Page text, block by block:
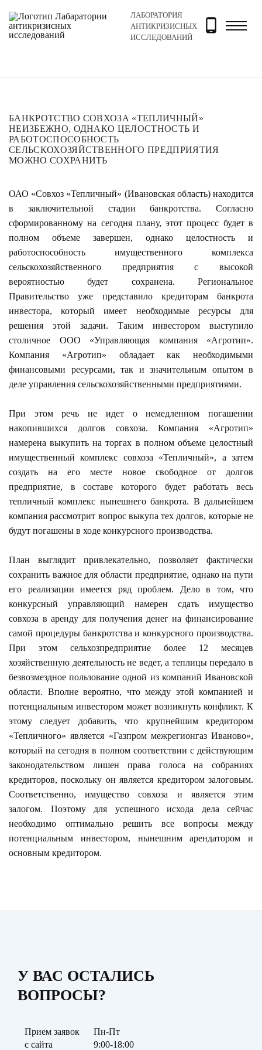
ЛАБОРАТОРИЯ
АНТИКРИЗИСНЫХ
ИССЛЕДОВАНИЙ
Главная Новости и блог Новости Банкротство
БАНКРОТСТВО СОВХОЗА «ТЕПЛИЧНЫЙ»
НЕИЗБЕЖНО, ОДНАКО ЦЕЛОСТНОСТЬ И
РАБОТОСПОСОБНОСТЬ
СЕЛЬСКОХОЗЯЙСТВЕННОГО ПРЕДПРИЯТИЯ
МОЖНО СОХРАНИТЬ
ОАО «Совхоз «Тепличный» (Ивановская область) находится
в заключительной стадии банкротства. Согласно
сформированному на сегодня плану, этот процесс будет в
полном объеме завершен, однако целостность и
работоспособность имущественного комплекса
сельскохозяйственного предприятия с высокой
вероятностью будет сохранена. Региональное
Правительство уже представило кредиторам банкрота
инвестора, который имеет необходимые ресурсы для
решения этой задачи. Таким инвестором выступило
столичное ООО «Управляющая компания «Агротип».
Компания «Агротип» обладает как необходимыми
финансовыми ресурсами, так и значительным опытом в
деле управления сельскохозяйственными предприятиями.
При этом речь не идет о немедленном погашении
накопившихся долгов совхоза. Компания «Агротип»
намерена выкупить на торгах в полном объеме целостный
имущественный комплекс совхоза «Тепличный», а затем
создать на его месте новое свободное от долгов
предприятие, в составе которого будет работать весь
тепличный комплекс нынешнего банкрота. В дальнейшем
компания рассмотрит вопрос выкупа тех долгов, которые не
будут погашены в ходе конкурсного производства.
План выглядит привлекательно, позволяет фактически
сохранить важное для области предприятие, однако на пути
его реализации имеется ряд проблем. Дело в том, что
конкурсный управляющий намерен сдать имущество
совхоза в аренду для получения денег на финансирование
самой процедуры банкротства и конкурсного производства.
При этом сельхозпредприятие более 12 месяцев
хозяйственную деятельность не ведет, а теплицы передало в
безвозмездное пользование одной из компаний Ивановской
области. Вполне вероятно, что между этой компанией и
потенциальным инвестором может возникнуть конфликт. К
этому следует добавить, что крупнейшим кредитором
«Тепличного» является «Газпром межрегионгаз Иваново»,
который на сегодня в полном соответствии с действующим
законодательством лишен права голоса на собраниях
кредиторов, поскольку он является кредитором залоговым.
Соответственно, имущество совхоза и является этим
залогом. Поэтому для успешного исхода дела сейчас
необходимо оптимально решить все вопросы между
потенциальным инвестором, нынешним арендатором и
основным кредитором.
У ВАС ОСТАЛИСЬ
ВОПРОСЫ?
Прием заявок
с сайта
Пн-Пт
9:00-18:00